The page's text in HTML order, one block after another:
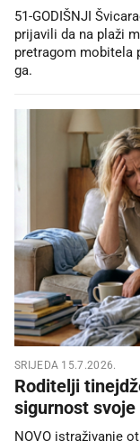
51-GODIŠNJI
prijavili da na plaži
pretragom mobitela
ga.
SRIJEDA 15.7.2026.
Roditelji
sigurnost
NOVO istraživanje